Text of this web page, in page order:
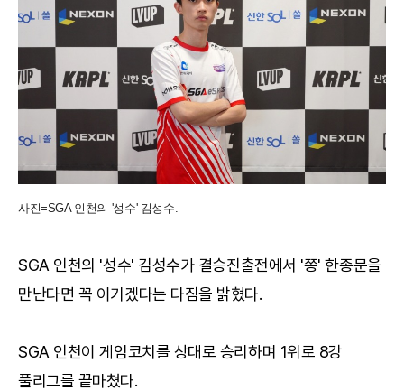
사진=SGA 인천의 '성수' 김성수.
SGA 인천의 '성수' 김성수가 결승진출전에서 '쫑' 한종문을
만난다면 꼭 이기겠다는 다짐을 밝혔다.
SGA 인천이 게임코치를 상대로 승리하며 1위로 8강
풀리그를 끝마쳤다.